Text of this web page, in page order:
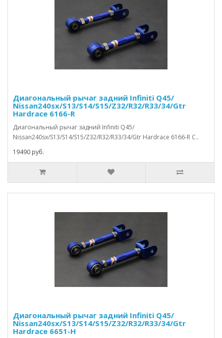
Диагональный рычаг задний Infiniti Q45/
Nissan240sx/S13/S14/S15/Z32/R32/R33/34/Gtr
Hardrace 6166-R
Диагональный рычаг задний Infiniti Q45/
Nissan240sx/S13/S14/S15/Z32/R32/R33/34/Gtr Hardrace 6166-R С..
19490 руб.
Диагональный рычаг задний Infiniti Q45/
Nissan240sx/S13/S14/S15/Z32/R32/R33/34/Gtr
Hardrace 6651-H